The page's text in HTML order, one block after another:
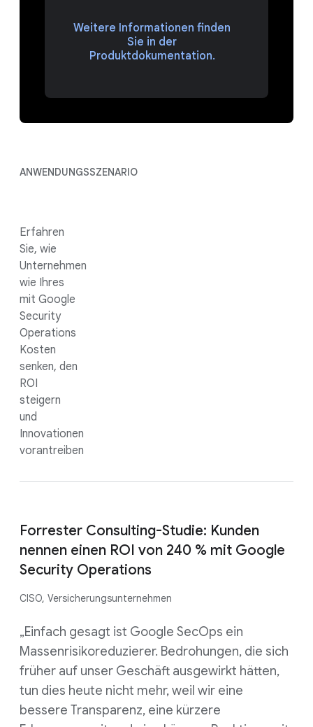
Weitere Informationen finden
Sie in der
Produktdokumentation.
ANWENDUNGSSZENARIO
Erfahren
Sie, wie
Unternehmen
wie Ihres
mit Google
Security
Operations
Kosten
senken, den
ROI
steigern
und
Innovationen
vorantreiben
Forrester Consulting-Studie: Kunden
nennen einen ROI von 240 % mit Google
Security Operations
CISO, Versicherungsunternehmen
„Einfach gesagt ist Google SecOps ein
Massenrisikoreduzierer. Bedrohungen, die sich
früher auf unser Geschäft ausgewirkt hätten,
tun dies heute nicht mehr, weil wir eine
bessere Transparenz, eine kürzere